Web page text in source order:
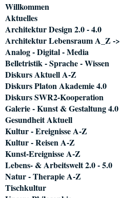
Navigation
überspringen
Willkommen
Aktuelles
Architektur Design 2.0 - 4.0
Architektur Lebensraum A_Z ->
Analog - Digital - Media
Belletristik - Sprache - Wissen
Diskurs Aktuell A-Z
Diskurs Platon Akademie 4.0
Diskurs SWR2-Kooperation
Galerie - Kunst & Gestaltung 4.0
Gesundheit Aktuell
Kultur - Ereignisse A-Z
Kultur - Reisen A-Z
Kunst-Ereignisse A-Z
Lebens- & Arbeitswelt 2.0 - 5.0
Natur - Therapie A-Z
Tischkultur